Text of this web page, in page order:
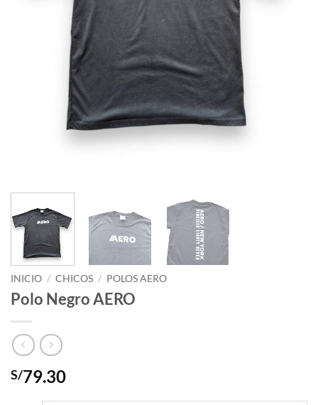
INICIO / CHICOS / POLOS AERO
Polo Negro AERO
S/79.30